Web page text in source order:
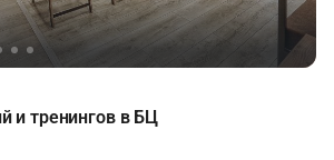
и тренингов в БЦ